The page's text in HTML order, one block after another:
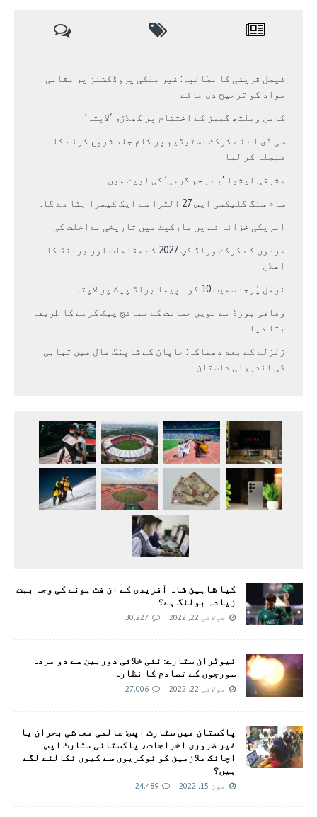
فیصل قریشی کا مطالبہ: غیر ملکی پروڈکشنز پر مقامی
مواد کو ترجیح دی جائے
کامن ویلتھ گیمز کے اختتام پر کھلاڑی ‘لاپتہ’
سی ڈی اے نے کرکٹ اسٹیڈیم پر کام جلد شروع کرنے کا
فیصلہ کر لیا
مشرقی ایشیا ‘بے رحم گرمی’ کی لپیٹ میں
سام سنگ گلیکسی ایس 27 الٹرا سے ایک کیمرا ہٹا دے گا.
امریکی خزانہ نے ین مارکیٹ میں تاریخی مداخلت کی
مردوں کے کرکٹ ورلڈ کپ 2027 کے مقامات اور برانڈ کا
اعلان
نرمل پُرجا سمیت 10 کوہ پیما براڈ پیک پر لاپتہ
وفاقی بورڈ نے نویں جماعت کے نتائج چیک کرنے کا طریقہ
بتا دیا
زلزلے کے بعد دھماکہ: جاپان کے شاپنگ مال میں تباہی
کی اندرونی داستان
کیا شاہین شاہ آفریدی کے ان فٹ ہونے کی وجہ بہت
زیادہ بولنگ ہے؟
جولائی 22, 2022 30,227
نیوٹران ستارے: نئی خلائی دوربین سے دو مردہ
سورجوں کے تصادم کا نظارہ
جولائی 22, 2022 27,006
پاکستان میں سٹارٹ اپس: عالمی معاشی بحران یا
غیر ضروری اخراجات، پاکستانی سٹارٹ اپس
اچانک ملازمین کو نوکریوں سے کیوں نکالنے لگے
ہیں؟
جون 15, 2022 24,489